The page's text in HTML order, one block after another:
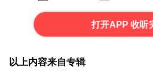
打开APP 收听
以上内容来自专辑